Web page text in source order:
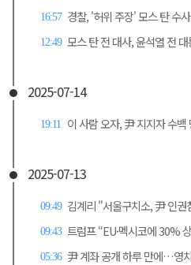
16:57 경찰, '허위 주장' 모스 탄 수
12:49 모스 탄 전 대사, 윤석열 전
2025-07-14
19:11 이 사람 오자, 尹 지지자 수
2025-07-13
09:49 김계리 "서울구치소, 尹 인
09:43 트럼프 “EU·멕시코에 30%
05:36 尹 계좌 공개 하루 만에…영